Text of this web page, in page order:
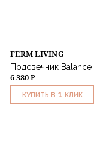
FERM LIVING
Подсвечник
6 380 ₽
КУПИТЬ В 1 КЛИК